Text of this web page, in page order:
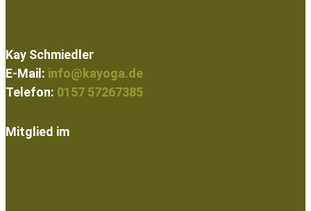
Kay Schmiedler
E-Mail: info@kayoga.de
Telefon: 0157 57267385
Mitglied im